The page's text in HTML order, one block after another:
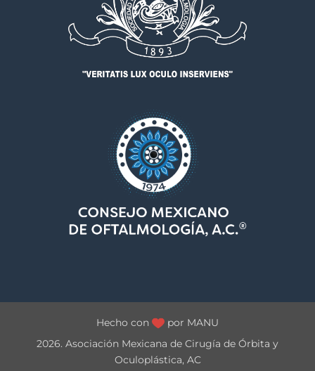
Hecho con por MANU
2026. Asociación Mexicana de Cirugía de Órbita y
Oculoplástica, AC